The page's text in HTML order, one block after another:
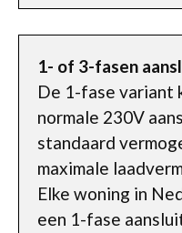
1- of 3-fasen
De 1-fase variant
normale 230V
standaard
maximale
Elke woning in
een 1-fase